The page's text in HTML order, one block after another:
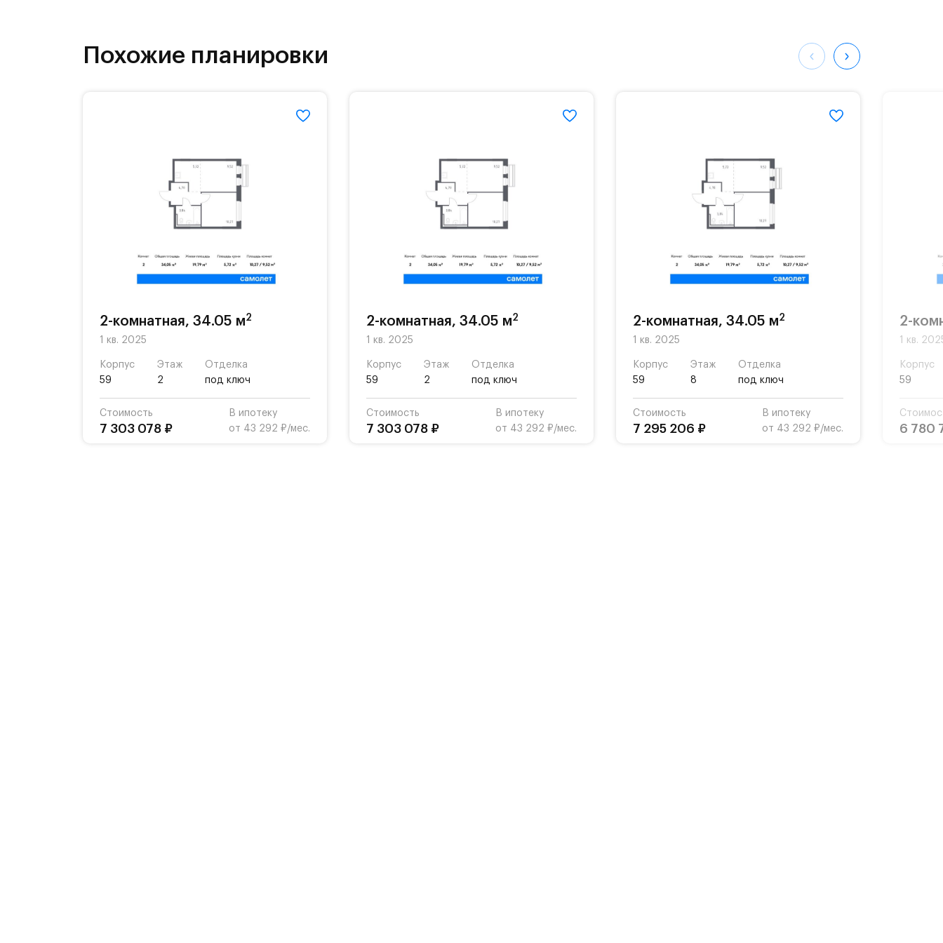
На территории квартала возведут детский сад и школу. Также для наиболее одарённых
Для автомобилистов — закрытые озеленённые парковки.
Похожие планировки
2-комнатная, 34.05 м2
1 кв. 2025
Корпус
59
Этаж
2
Отделка
под ключ
Стоимость
7 303 078 ₽
В ипотеку
от 43 292 ₽/мес.
2-комнатная, 34.05 м2
1 кв. 2025
Корпус
59
Этаж
2
Отделка
под ключ
Стоимость
7 303 078 ₽
В ипотеку
от 43 292 ₽/мес.
2-комнатная, 34.05 м2
1 кв. 2025
Корпус
59
Этаж
8
Отделка
под ключ
Стоимость
7 295 206 ₽
В ипотеку
от 43 292 ₽/мес.
2-
1 кв.
Корпус
59
6 780